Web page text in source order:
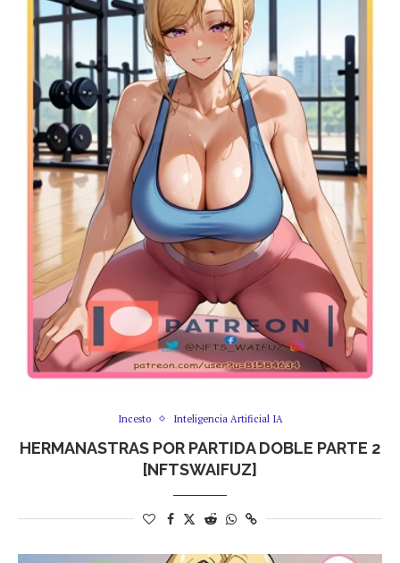
Incesto Inteligencia Artificial IA
HERMANASTRAS POR PARTIDA DOBLE PARTE 2
[NFTSWAIFUZ]